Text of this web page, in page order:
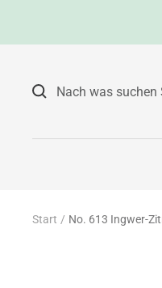
Start No. 613 Ingwer-